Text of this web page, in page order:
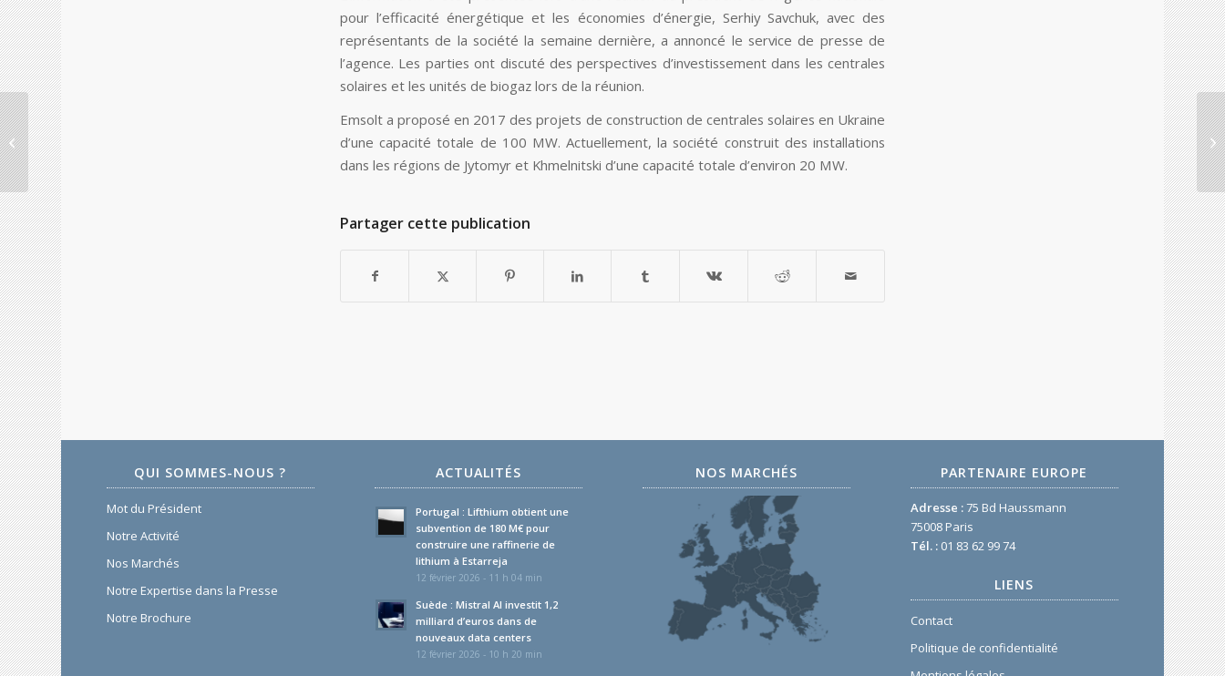
pour l’efficacité énergétique et les économies d’énergie, Serhiy Savchuk, avec des
représentants de la société la semaine dernière, a annoncé le service de presse de
l’agence. Les parties ont discuté des perspectives d’investissement dans les centrales
solaires et les unités de biogaz lors de la réunion.
Emsolt a proposé en 2017 des projets de construction de centrales solaires en Ukraine
d’une capacité totale de 100 MW. Actuellement, la société construit des installations
dans les régions de Jytomyr et Khmelnitski d’une capacité totale d’environ 20 MW.
Partager cette publication
QUI SOMMES-NOUS ?
Mot du Président
Notre Activité
Nos Marchés
Notre Expertise dans la Presse
Notre Brochure
ACTUALITÉS
Portugal : Lifthium obtient une
subvention de 180 M€ pour
construire une raffinerie de
lithium à Estarreja
12 février 2026 - 11 h 04 min
Suède : Mistral AI investit 1,2
milliard d’euros dans de
nouveaux data centers
12 février 2026 - 10 h 20 min
NOS MARCHÉS PARTENAIRE EUROPE
Adresse :75 Bd Haussmann
75008 Paris
Tél. : 01 83 62 99 74
LIENS
Contact
Politique de confidentialité
La marque HOOP,
géant tchèco-slovaque
ira aux mains des
Polonais